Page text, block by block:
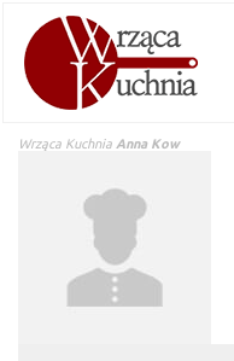
Wrząca Kuchnia Anna Kow